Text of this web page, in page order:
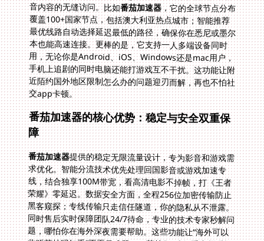
音内容的无缝访问。比如番茄加速器，它的全球节点分布
覆盖100+国家节点，包括澳大利亚热点城市；智能推荐
最优线路自动选择延迟最低的路径，确保你在悉尼或墨尔
本也能高速连接。更棒的是，它支持一人多端设备同时
用，无论你是Android、iOS、Windows还是mac用户，
手机上追剧的同时电脑还能打游戏互不干扰。这功能让附
近陌约国外地区限制怎么办的问题迎刃而解，再也不怕社
交app卡顿。
番茄加速器的核心优势：稳定与安全双重保
障
番茄加速器提供的稳定无限流量设计，专为影音和游戏需
求优化。智能分流技术优先处理回国影音或游戏加速专
线，结合独享100M带宽，看高清电影不掉帧，打《王者
荣耀》零延迟。数据安全方面，全程256位加密传输防止
黑客窥探；专线传输只走信任隧道，你的隐私从不泄露。
同时售后实时保障团队24/7待命，专业的技术专家秒解问
题，哪怕你在海外深夜需要帮助。这些功能让“海外可以
收听荔枝吗知乎”不再是难题——荔枝FM或知乎音频瞬间